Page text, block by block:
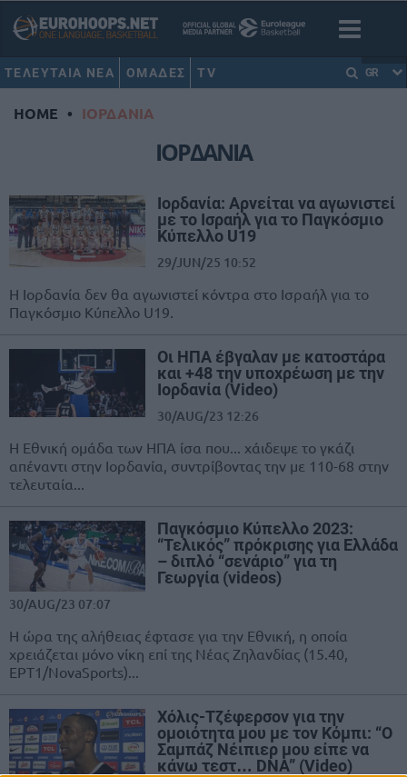
ΤΕΛΕΥΤΑΙΑ ΝΕΑ ΟΜΑΔΕΣ TV GR
HOME • ΙΟΡΔΑΝΙΑ
ΙΟΡΔΑΝΙΑ
Ιορδανία: Αρνείται να αγωνιστεί
με το Ισραήλ για το Παγκόσμιο
Κύπελλο U19
29/JUN/25 10:52
Η Ιορδανία δεν θα αγωνιστεί κόντρα στο Ισραήλ για το
Παγκόσμιο Κύπελλο U19.
Oι ΗΠΑ έβγαλαν με κατοστάρα
και +48 την υποχρέωση με την
Ιορδανία (Video)
30/AUG/23 12:26
Η Εθνική ομάδα των ΗΠΑ ίσα που... χάιδεψε το γκάζι
απέναντι στην Ιορδανία, συντρίβοντας την με 110-68 στην
τελευταία...
Παγκόσμιο Κύπελλο 2023:
“Τελικός” πρόκρισης για Ελλάδα
– διπλό “σενάριο” για τη
Γεωργία (videos)
30/AUG/23 07:07
Η ώρα της αλήθειας έφτασε για την Εθνική, η οποία
χρειάζεται μόνο νίκη επί της Νέας Ζηλανδίας (15.40,
ΕΡΤ1/NovaSports)...
Χόλις-Τζέφερσον για την
ομοιότητα μου με τον Κόμπι: “Ο
Σαμπάζ Νέιπιερ μου είπε να
κάνω τεστ… DNA” (Video)